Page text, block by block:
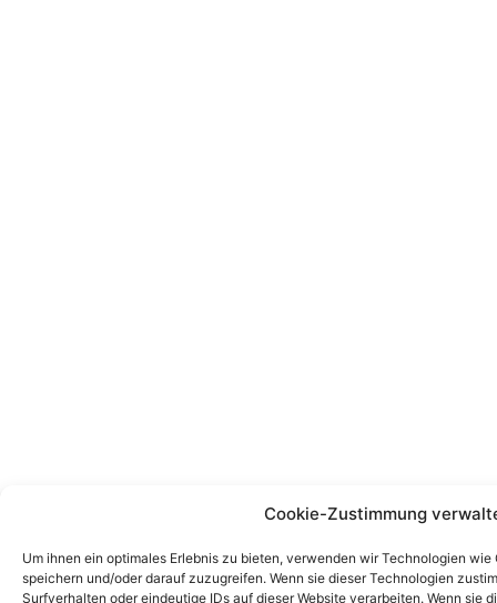
Cookie-Zustimmung
Um ihnen ein optimales Erlebnis zu bieten, verwenden wir Technologien
speichern und/oder darauf zuzugreifen. Wenn sie dieser Technologien
Surfverhalten oder eindeutige IDs auf dieser Website verarbeiten. Wenn sie